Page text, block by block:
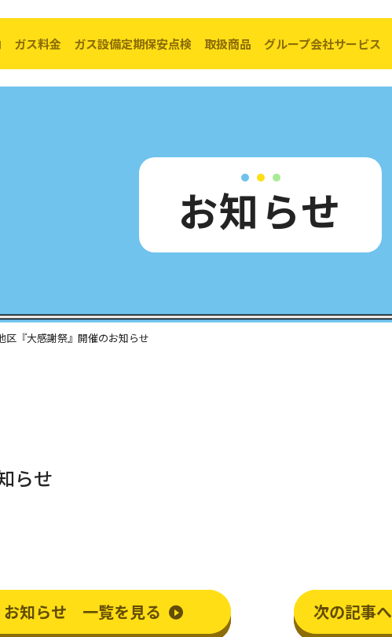
ガス料金 ガス設備定期保安点検
ガス器具の安全使用
ガス漏れ警報器について
取扱商品
リビング
給湯器・ふろがま
グループ会社サービス
お知らせ
区『大感謝祭』開催のお知らせ
らせ
お知らせ 一覧を見る 次の記事へ